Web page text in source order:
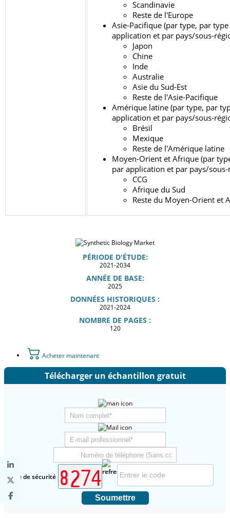
Scandinavie
Reste de l'Europe
Asie-Pacifique (par type, par
application et par pays/sous-
Japon
Chine
Inde
Australie
Asie du Sud-Est
Reste de l'Asie-Pacifique
Amérique latine (par type, par
application et par pays/sous-
Brésil
Mexique
Reste de l'Amérique latine
Moyen-Orient et Afrique (par
par application et par pays/sous-
CCG
Afrique du Sud
Reste du Moyen-Orient et
PÉRIODE D'ÉTUDE:
2021-2034
ANNÉE DE BASE:
2025
DONNÉES HISTORIQUES :
2021-2024
NOMBRE DE PAGES :
120
Acheter maintenant
Télécharger un échantillon gratuit
Code de sécurité
Soumettre